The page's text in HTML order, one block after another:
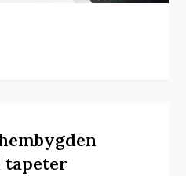
tapeter